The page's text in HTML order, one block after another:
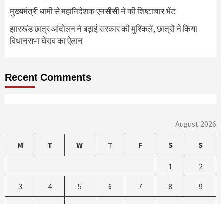
मुख्यमंत्री धामी से महानिदेशक एनसीसी ने की शिष्टाचार भेंट
झारखंड छात्र आंदोलन ने बढ़ाई सरकार की मुश्किलें, छात्रों ने किया
विधानसभा घेराव का ऐलान
Recent Comments
August 2026
M T W T F S S
1 2
3 4 5 6 7 8 9